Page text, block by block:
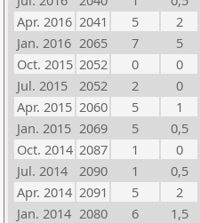
Apr. 2016 2041 5
2
Jan. 2016 2065 7
5
Oct. 2015 2052 0
0
Jul. 2015
2052 2
0
Apr. 2015 2060 5
1
Jan. 2015 2069 5
0,5
Oct. 2014 2087 1
0
Jul. 2014
2090 1
0,5
Apr. 2014 2091 5
2
Jan. 2014 2080 6
1,5